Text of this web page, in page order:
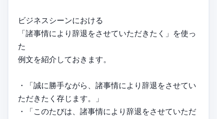
ビジネスシーンにおける
「諸事情により辞退をさせていただきたく」を使っ
た
例文を紹介しておきます。
・「誠に勝手ながら、諸事情により辞退をさせてい
ただきたく存じます。」
・「このたびは、諸事情により辞退をさせていただ